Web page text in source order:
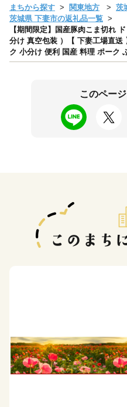
まちから探す 関東地方
茨
茨城県 下妻市の返礼品一覧
【期間限定】国産豚肉こま切れ
分け 真空包装 ）【 下妻工場直送
ク 小分け 便利 国産 料理 ポーク
このペー